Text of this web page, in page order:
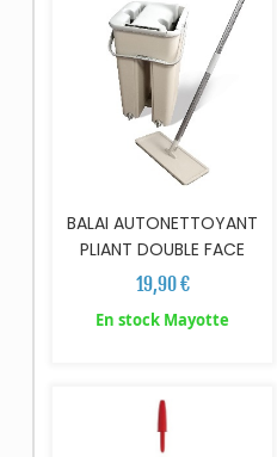
BALAI AUTONETTOYANT
PLIANT DOUBLE FACE
19,90 €
En stock Mayotte